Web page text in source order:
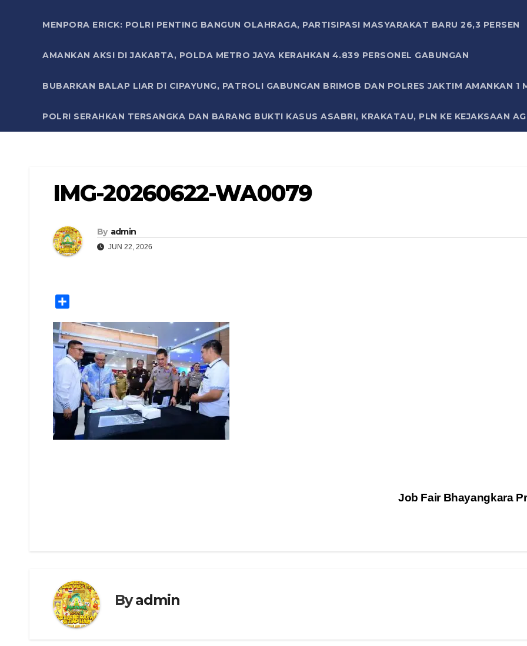
MENPORA ERICK: POLRI PENTING BANGUN OLAHRAGA, PARTISIPASI MASYARAKAT BARU 26,3 PERSEN
AMANKAN AKSI DI JAKARTA, POLDA METRO JAYA KERAHKAN 4.839 PERSONEL GABUNGAN
BUBARKAN BALAP LIAR DI CIPAYUNG, PATROLI GABUNGAN BRIMOB DAN POLRES JAKTIM AMANKAN 1
POLRI SERAHKAN TERSANGKA DAN BARANG BUKTI KASUS ASABRI, KRAKATAU, PLN KE KEJAKSAAN
IMG-20260622-WA0079
By admin
JUN 22, 2026
a
r
e
Job Fair Bhayangkara
Byadmin